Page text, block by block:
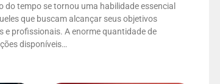
do tempo se tornou uma habilidade essencial
que buscam alcançar seus objetivos
e profissionais. A enorme quantidade de
disponíveis…